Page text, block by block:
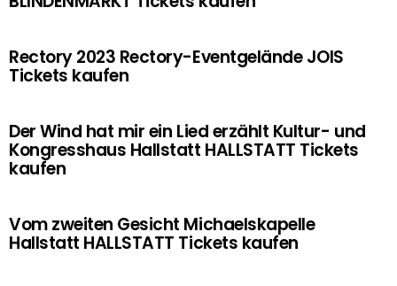
Rectory 2023 Rectory-Eventgelände JOIS
Tickets kaufen
Der Wind hat mir ein Lied erzählt Kultur- und
Kongresshaus Hallstatt HALLSTATT Tickets
kaufen
Vom zweiten Gesicht Michaelskapelle
Hallstatt HALLSTATT Tickets kaufen